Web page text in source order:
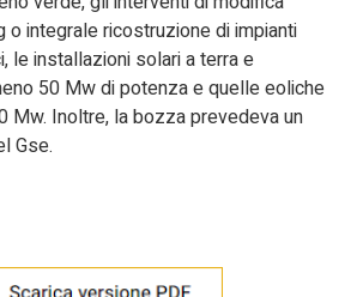
o integrale ricostruzione di impianti
le installazioni solari a terra e
50 Mw di potenza e quelle eoliche
Mw. Inoltre, la bozza prevedeva un
Gse.